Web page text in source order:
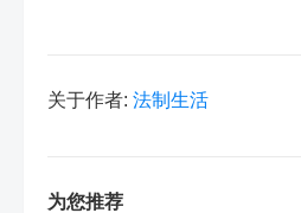
关于作者: 法制生活
为您推荐